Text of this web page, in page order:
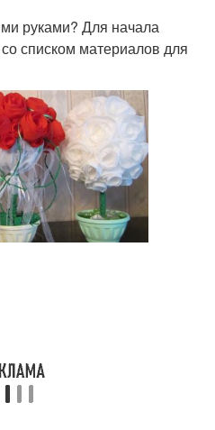
руками? Для начала
списком материалов для